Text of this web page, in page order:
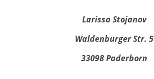
Larissa Stojanov
Waldenburger Str. 5
33098 Paderborn